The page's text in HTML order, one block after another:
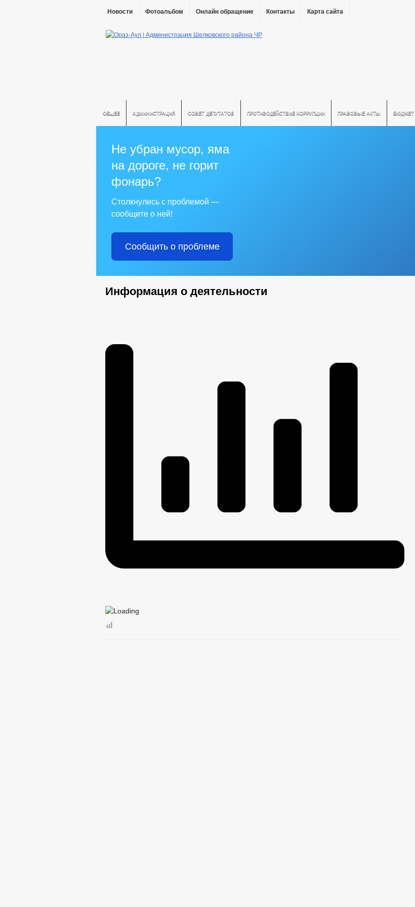
Новости Фотоальбом Онлайн обращение Контакты Карта сайта
ОБЩЕЕ АДМИНИСТРАЦИЯ СОВЕТ ДЕПУТАТОВ ПРОТИВОДЕЙСТВИЕ КОРРУПЦИИ ПРАВОВЫЕ АКТЫ БЮДЖЕТ
Не убран мусор, яма
на дороге, не горит
фонарь?
Столкнулись с проблемой —
сообщите о ней!
Сообщить о проблеме
Информация о деятельности